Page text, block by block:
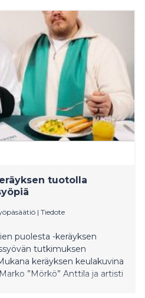
tuotolla
| Tiedote
puolesta -keräyksen
tutkimuksen
keräyksen keulakuvina
”Mörkö” Anttila ja artisti